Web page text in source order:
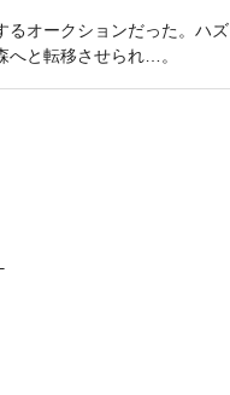
るオークションだった。ハズ
へと転移させられ…。